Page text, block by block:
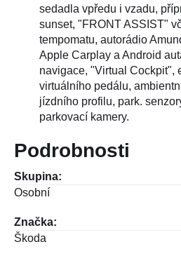
sedadla vpředu i vzadu,
sunset, "FRONT ASSIST"
tempomatu, autorádio
Apple Carplay a Android
navigace, "Virtual Cockpit",
virtuálního pedálu,
jízdního profilu, park.
parkovací kamery.
Podrobnosti
Skupina:
Osobní
Značka:
Škoda